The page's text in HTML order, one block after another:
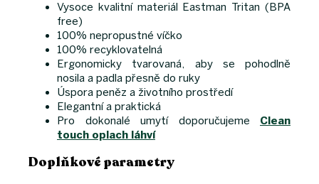
Vysoce kvalitní materiál Eastman Tritan (BPA
free)
100% nepropustné víčko
100% recyklovatelná
Ergonomicky tvarovaná, aby se pohodlně
nosila a padla přesně do ruky
Úspora peněz a životního prostředí
Elegantní a praktická
Pro dokonalé umytí doporučujeme Clean
touch oplach láhví
Doplňkové parametry